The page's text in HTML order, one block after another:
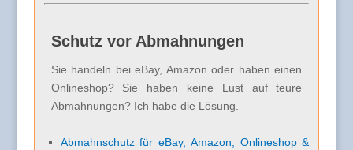
Schutz vor Abmahnungen
Sie handeln bei eBay, Amazon oder haben einen
Onlineshop? Sie haben keine Lust auf teure
Abmahnungen? Ich habe die Lösung.
Abmahnschutz für eBay, Amazon, Onlineshop &